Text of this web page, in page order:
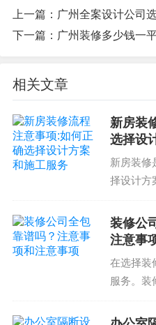
预算控制和施工流程管理
流程管理，确保项目按时
总之，广州装修报价的
项目的规模、装修的类
制预算，选择合适的装
案，是找到房子装修设
系，专业的装修团队为您
上一篇： 广州全案设计公司
下一篇： 广州装修多少钱一
相关文章
新房装
选择设
新房装修
择设计方
房装修流
装修流程
装修公
注意事
在选择装
服务。装
那么，装